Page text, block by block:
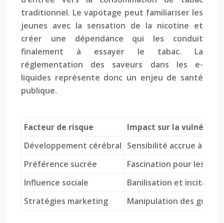
traditionnel. Le vapotage peut familiariser les
jeunes avec la sensation de la nicotine et
créer une dépendance qui les conduit
finalement à essayer le tabac. La
réglementation des saveurs dans les e-
liquides représente donc un enjeu de santé
publique.
Facteur de risque
Impact sur la
Développement cérébral Sensibilité accrue à la
Préférence sucrée
Fascination pour les e-
Influence sociale
Banilisation et
Stratégies marketing
Manipulation des goûts